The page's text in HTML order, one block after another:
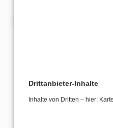
MIT DEM MKK DEN
27. September 2026–30.
Drittanbieter-Inhalte
Inhalte von Dritten – hier: